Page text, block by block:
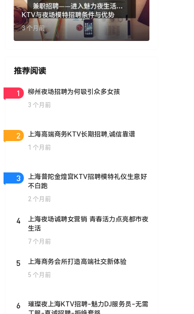
KTV与夜场模特招聘条件与优势
3 个月前
推荐阅读
1 柳州夜场招聘为何吸引众多女孩
3 个月前
2 上海高端商务KTV长期招聘,诚信靠谱
1 个月前
3
上海普陀金煌宫KTV招聘模特礼仪生意好
不白跑
2 个月前
4
上海夜场诚聘女营销 青春活力点亮都市夜
生活
7 个月前
5 上海商务会所打造高端社交新体验
5 个月前
6
璀璨夜上海KTV招聘-魅力DJ服务员-无需